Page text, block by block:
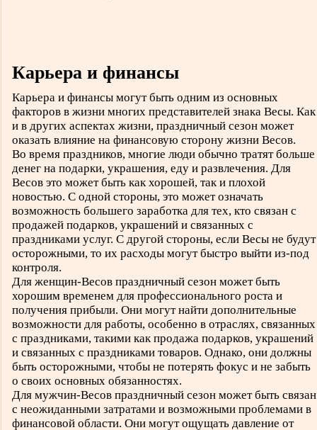
Карьера и финансы
Карьера и финансы могут быть одним из основных
факторов в жизни многих представителей знака Весы. Как
и в других аспектах жизни, праздничный сезон может
оказать влияние на финансовую сторону жизни Весов.
Во время праздников, многие люди обычно тратят больше
денег на подарки, украшения, еду и развлечения. Для
Весов это может быть как хорошей, так и плохой
новостью. С одной стороны, это может означать
возможность большего заработка для тех, кто связан с
продажей подарков, украшений и связанных с
праздниками услуг. С другой стороны, если Весы не будут
осторожными, то их расходы могут быстро выйти из-под
контроля.
Для женщин-Весов праздничный сезон может быть
хорошим временем для профессионального роста и
получения прибыли. Они могут найти дополнительные
возможности для работы, особенно в отраслях, связанных
с праздниками, такими как продажа подарков, украшений
и связанных с праздниками товаров. Однако, они должны
быть осторожными, чтобы не потерять фокус и не забыть
о своих основных обязанностях.
Для мужчин-Весов праздничный сезон может быть связан
с неожиданными затратами и возможными проблемами в
финансовой области. Они могут ощущать давление от